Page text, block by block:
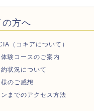
方へ
（コキアについて）
験コースのご案内
状況について
のご感想
までのアクセス方法